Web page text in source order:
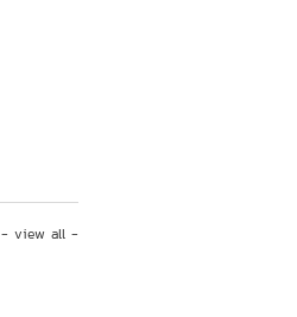
- view all -